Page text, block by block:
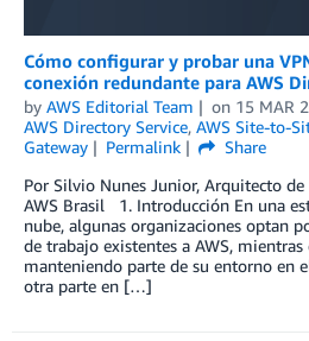
Cómo configurar y probar una
conexión redundante para AWS
by AWS Editorial Team on 15 MAR
AWS Directory Service, AWS Site-to-
Gateway
Permalink
Share
Por Silvio Nunes Junior, Arquitecto
AWS Brasil 1. Introducción En una
nube, algunas organizaciones optan
de trabajo existentes a AWS,
manteniendo parte de su entorno en
otra parte en […]